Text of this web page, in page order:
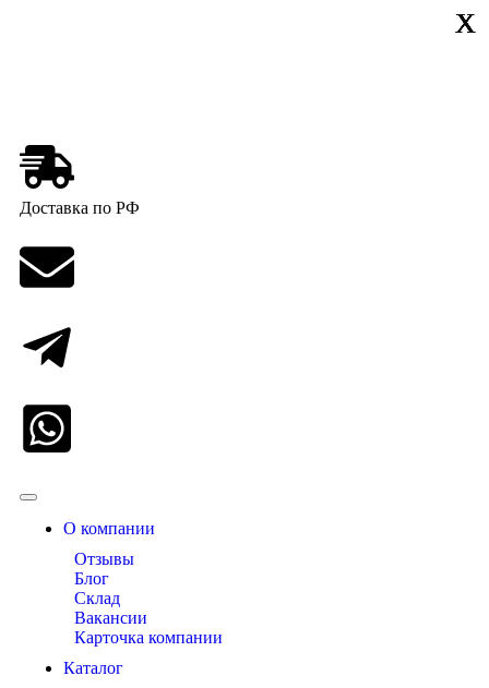
Доставка по РФ
О компании
Отзывы
Блог
Склад
Вакансии
Карточка компании
Каталог
Х
Х
Х
X
X